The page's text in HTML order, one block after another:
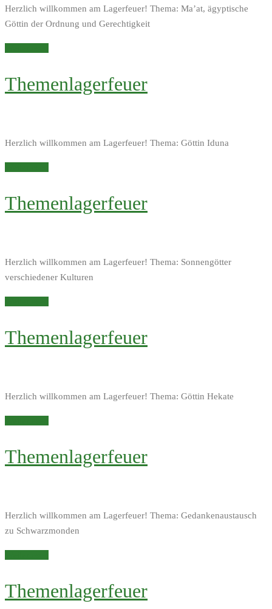
Herzlich willkommen am Lagerfeuer! Thema: Ma’at, ägyptische
Göttin der Ordnung und Gerechtigkeit
Themenlagerfeuer
Herzlich willkommen am Lagerfeuer! Thema: Göttin Iduna
Themenlagerfeuer
Herzlich willkommen am Lagerfeuer! Thema: Sonnengötter
verschiedener Kulturen
Themenlagerfeuer
Herzlich willkommen am Lagerfeuer! Thema: Göttin Hekate
Themenlagerfeuer
Herzlich willkommen am Lagerfeuer! Thema: Gedankenaustausch
zu Schwarzmonden
Themenlagerfeuer